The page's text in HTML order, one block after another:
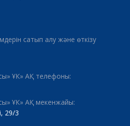
сатып алу және өткізу
ҰК» АҚ телефоны:
ҰК» АҚ мекенжайы:
29/3